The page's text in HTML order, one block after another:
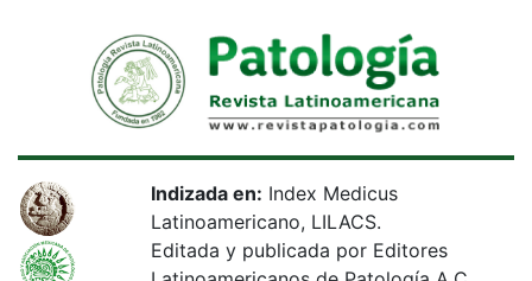
Indizada en: Index Medicus
Latinoamericano, LILACS.
Editada y publicada por Editores